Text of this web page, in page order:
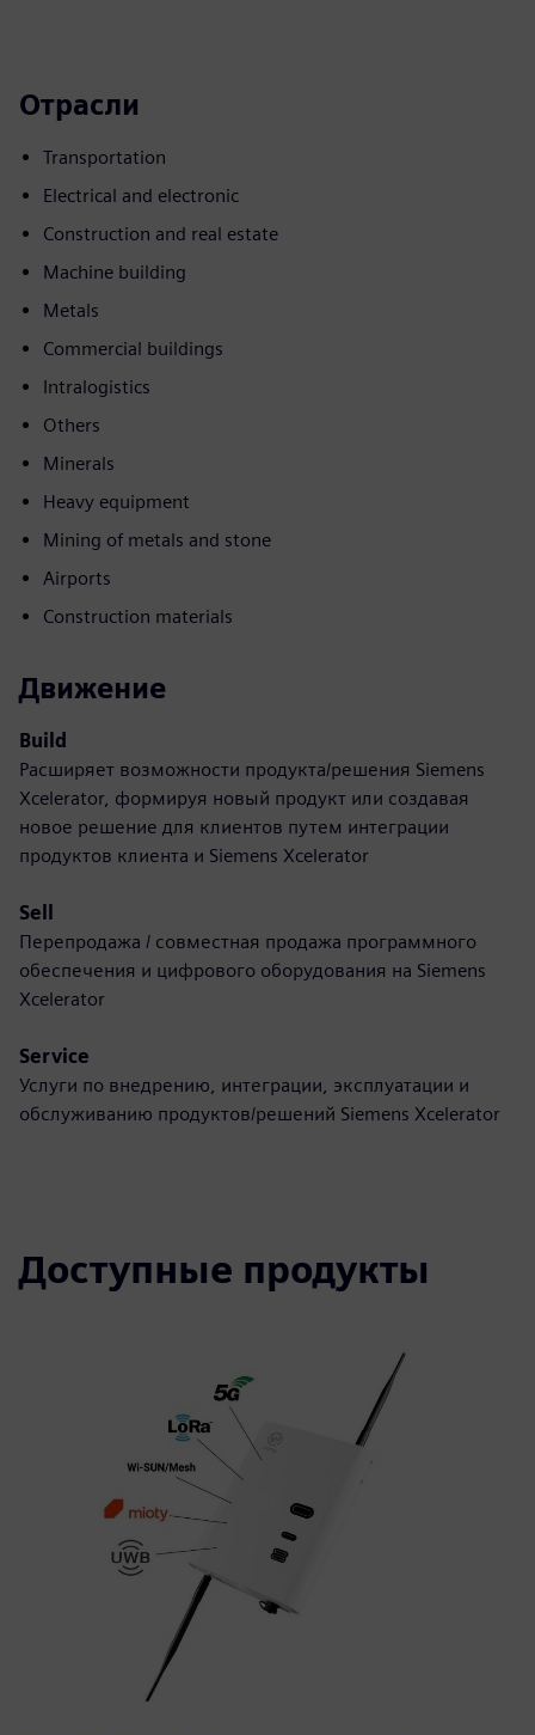
Отрасли
Transportation
Electrical and electronic
Construction and real estate
Machine building
Metals
Commercial buildings
Intralogistics
Others
Minerals
Heavy equipment
Mining of metals and stone
Airports
Construction materials
Движение
Build
Расширяет возможности продукта/решения Siemens
Xcelerator, формируя новый продукт или создавая
новое решение для клиентов путем интеграции
продуктов клиента и Siemens Xcelerator
Sell
Перепродажа / совместная продажа программного
обеспечения и цифрового оборудования на Siemens
Xcelerator
Service
Услуги по внедрению, интеграции, эксплуатации и
обслуживанию продуктов/решений Siemens Xcelerator
Доступные продукты